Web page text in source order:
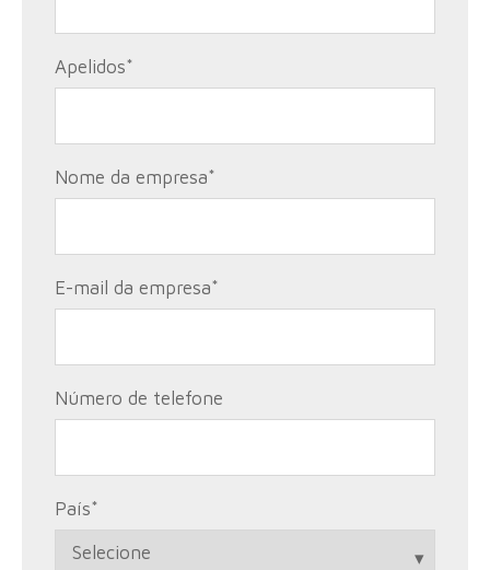
Apelidos*
Nome da empresa*
E-mail da empresa*
Número de telefone
País*